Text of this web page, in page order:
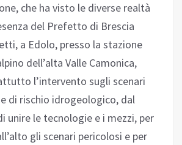
che ha visto le diverse realtà
del Prefetto di Brescia
a Edolo, presso la stazione
dell’alta Valle Camonica,
l’intervento sugli scenari
di rischio idrogeologico, dal
unire le tecnologie e i mezzi, per
gli scenari pericolosi e per